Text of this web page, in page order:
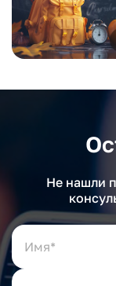
Не нашли